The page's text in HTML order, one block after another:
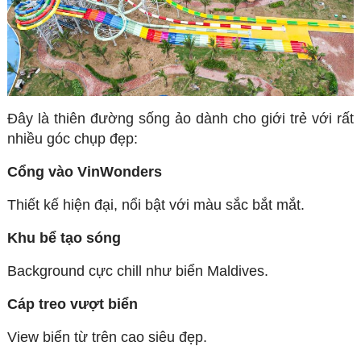
Đây là thiên đường sống ảo dành cho giới trẻ với rất
nhiều góc chụp đẹp:
Cổng vào VinWonders
Thiết kế hiện đại, nổi bật với màu sắc bắt mắt.
Khu bể tạo sóng
Background cực chill như biển Maldives.
Cáp treo vượt biển
View biển từ trên cao siêu đẹp.